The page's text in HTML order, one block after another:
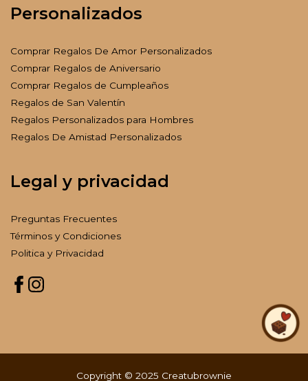
Personalizados
Comprar Regalos De Amor Personalizados
Comprar Regalos de Aniversario
Comprar Regalos de Cumpleaños
Regalos de San Valentín
Regalos Personalizados para Hombres
Regalos De Amistad Personalizados
Legal y privacidad
Preguntas Frecuentes
Términos y Condiciones
Politica y Privacidad
Copyright © 2025 Creatubrownie